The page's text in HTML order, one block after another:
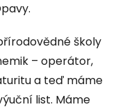
školy
– operátor,
a teď máme
list. Máme